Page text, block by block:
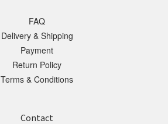
FAQ
Delivery & Shipping
Payment
Return Policy
Terms & Conditions
Contact